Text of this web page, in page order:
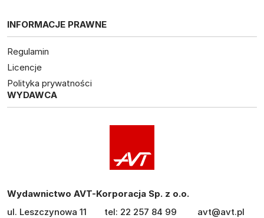
INFORMACJE PRAWNE
Regulamin
Licencje
Polityka prywatności
WYDAWCA
Wydawnictwo AVT-Korporacja Sp. z o.o.
ul. Leszczynowa 11
tel: 22 257 84 99
avt@avt.pl